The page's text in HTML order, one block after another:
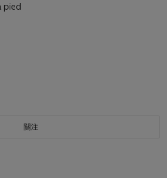
pied
關注